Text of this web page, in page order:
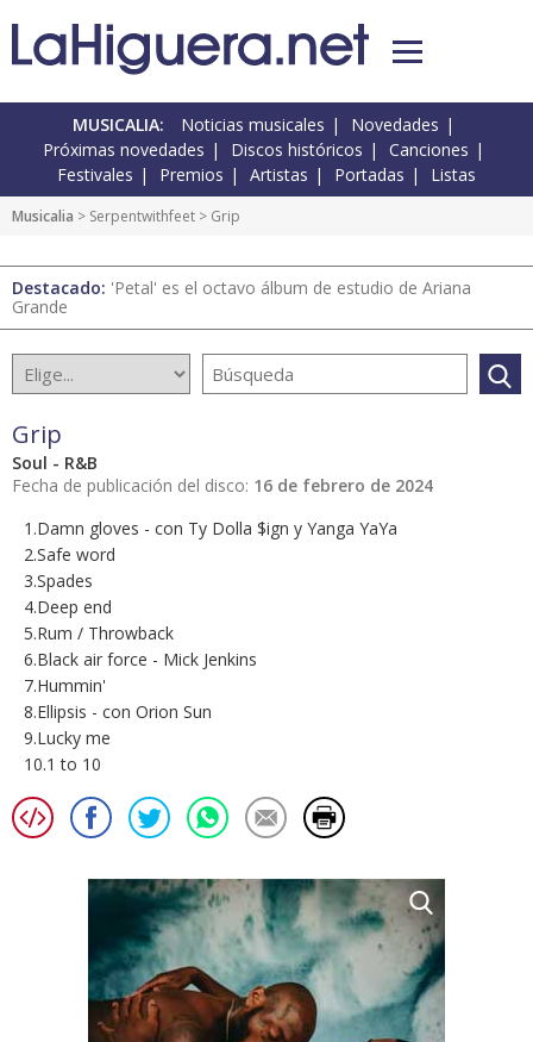
MUSICALIA: Noticias musicales
Novedades
Próximas novedades
Discos históricos
Canciones
Festivales
Premios Artistas Portadas Listas
Musicalia > Serpentwithfeet > Grip
Destacado: 'Petal' es el octavo álbum de estudio de Ariana
Grande
Grip
Soul - R&B
Fecha de publicación del disco: 16 de febrero de 2024
1.Damn gloves - con Ty Dolla $ign y Yanga YaYa
2.Safe word
3.Spades
4.Deep end
5.Rum / Throwback
6.Black air force - Mick Jenkins
7.Hummin'
8.Ellipsis - con Orion Sun
9.Lucky me
10.1 to 10